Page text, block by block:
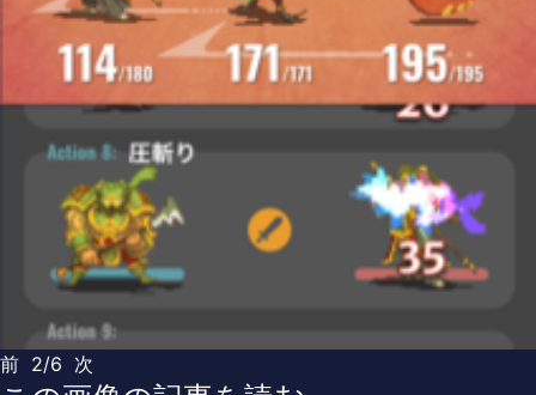
前 2/6 次